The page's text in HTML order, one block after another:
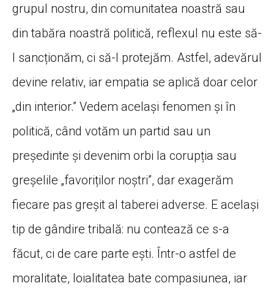
grupul nostru, din comunitatea noastră sau
din tabăra noastră politică, reflexul nu este să-
l sancționăm, ci să-l protejăm. Astfel, adevărul
devine relativ, iar empatia se aplică doar celor
„din interior.” Vedem același fenomen și în
politică, când votăm un partid sau un
președinte și devenim orbi la corupția sau
greșelile „favoriților noștri”, dar exagerăm
fiecare pas greșit al taberei adverse. E același
tip de gândire tribală: nu contează ce s-a
făcut, ci de care parte ești. Într-o astfel de
moralitate, loialitatea bate compasiunea, iar